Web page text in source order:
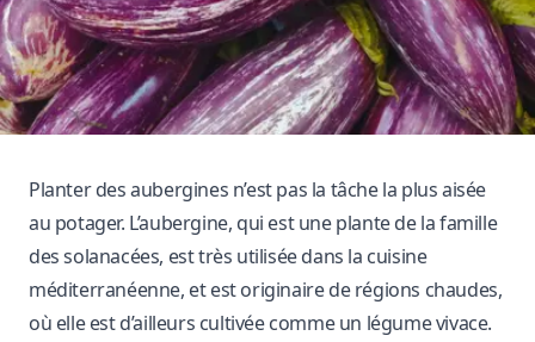
Planter des aubergines n’est pas la tâche la plus aisée
au potager. L’aubergine, qui est une plante de la famille
des solanacées, est très utilisée dans la cuisine
méditerranéenne, et est originaire de régions chaudes,
où elle est d’ailleurs cultivée comme un légume vivace.